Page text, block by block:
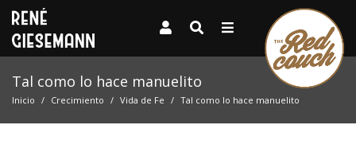
Tal como lo hace manuelito
Inicio Crecimiento Vida de Fe Tal como lo hace manuelito